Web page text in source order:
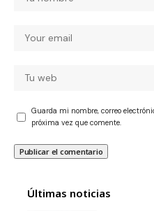
Guarda mi nombre, correo
próxima vez que comente.
Últimas noticias